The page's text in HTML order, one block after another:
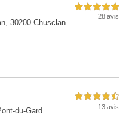
30200 Chusclan
5,0 étoiles sur 5
28 avis
du-Gard
4,5 étoiles sur 5
13 avis